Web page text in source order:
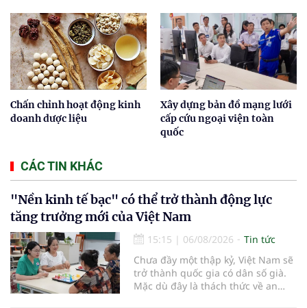
Chấn chỉnh hoạt động kinh
doanh dược liệu
Xây dựng bản đồ mạng lưới
cấp cứu ngoại viện toàn
quốc
CÁC TIN KHÁC
"Nền kinh tế bạc" có thể trở thành động lực
tăng trưởng mới của Việt Nam
15:15 | 06/08/2026
Tin tức
Chưa đầy một thập kỷ, Việt Nam sẽ
trở thành quốc gia có dân số già.
Mặc dù đây là thách thức về an